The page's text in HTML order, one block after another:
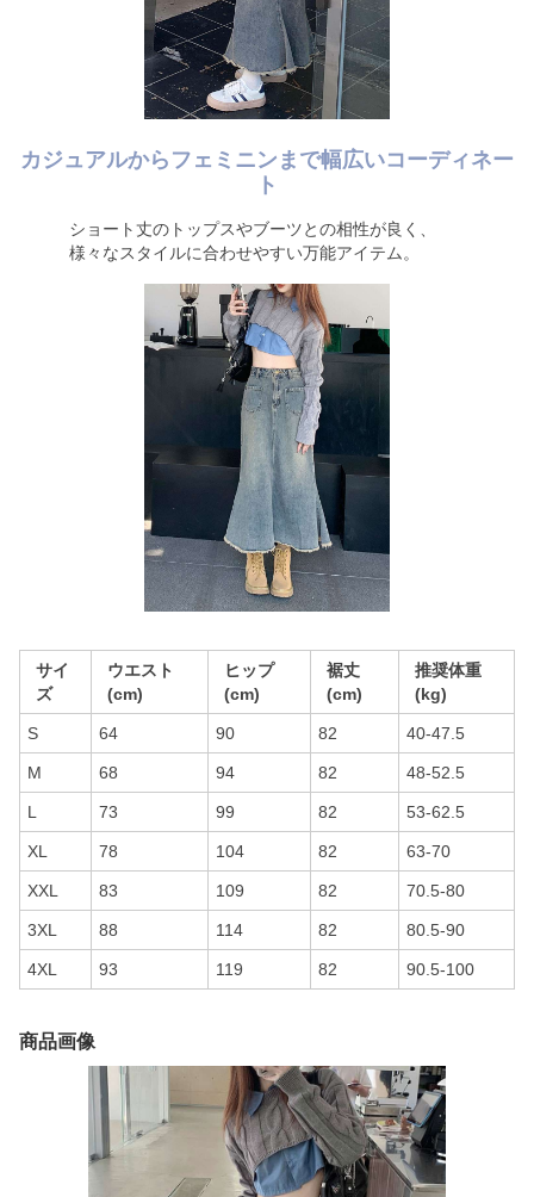
カジュアルからフェミニンまで幅広いコーディネー
ト
ショート丈のトップスやブーツとの相性が良く、
様々なスタイルに合わせやすい万能アイテム。
サイ
ズ
ウエスト
(cm)
ヒップ
(cm)
裾丈
(cm)
推奨体重
(kg)
S 64 90 82 40-47.5
M 68 94 82 48-52.5
L 73 99 82 53-62.5
XL 78 104 82 63-70
XXL 83 109 82 70.5-80
3XL 88 114 82 80.5-90
4XL 93 119 82 90.5-100
商品画像